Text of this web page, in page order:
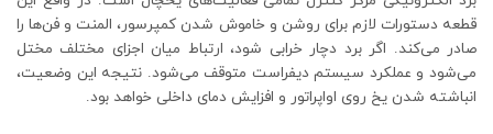
قطعه دستورات لازم برای روشن و خاموش شدن کمپرسور، المنت و فن‌ها را
صادر می‌کند. اگر برد دچار خرابی شود، ارتباط میان اجزای مختلف مختل
می‌شود و عملکرد سیستم دیفراست متوقف می‌شود. نتیجه این وضعیت،
انباشته شدن یخ روی اواپراتور و افزایش دمای داخلی خواهد بود.